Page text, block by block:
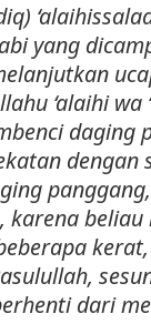
yang
‘alaihi wa
daging
dengan
karena beliau
dari